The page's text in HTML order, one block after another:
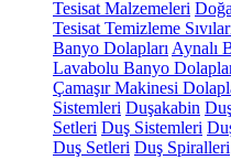
Tesisat Malzemeleri
Tesisat Temizleme
Banyo Dolapları Aynalı
Lavabolu Banyo
Çamaşır Makinesi
Sistemleri Duşakabin
Setleri Duş Sistemleri
Duş Setleri Duş Spiralleri